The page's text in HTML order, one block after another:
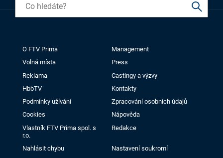
O FTV Prima
Management
Volná místa
Press
Reklama
Castingy a výzvy
HbbTV
Kontakty
Podmínky užívání
Zpracování osobních údajů
Cookies
Nápověda
Vlastník FTV Prima spol. s
r.o.
Redakce
Nahlásit chybu Nastavení soukromí